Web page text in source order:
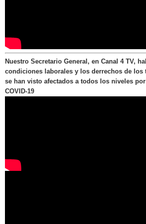
Nuestro Secretario General, en Canal 4 TV,
condiciones laborales y los derrechos de los
se han visto afectados a todos los niveles
COVID-19